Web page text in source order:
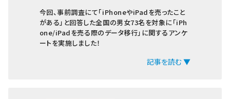
Surface
Galaxyタブ
Pixel Tab
今回、事前調査にて「iPhoneやiPadを売ったこと
がある」と回答した全国の男女73名を対象に「iPh
one/iPadを売る際のデータ移行」に関するアンケ
ートを実施しました！
記事を読む ▼